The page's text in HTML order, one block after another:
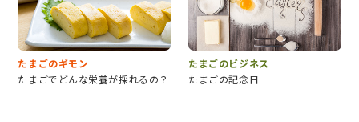
たまごのギモン
たまごでどんな栄養が採れるの？
たまごのビジネス
たまごの記念日